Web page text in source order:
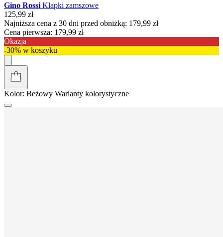
Gino Rossi Klapki zamszowe
125,99 zł
Najniższa cena z 30 dni przed obniżką: 179,99 zł
Cena pierwsza: 179,99 zł
Okazja
-30% w koszyku
Kolor: Beżowy Warianty kolorystyczne